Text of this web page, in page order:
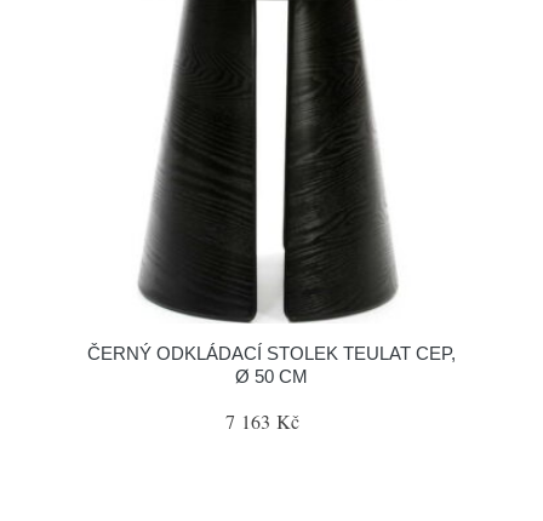
ČERNÝ ODKLÁDACÍ STOLEK TEULAT CEP,
Ø 50 CM
7 163 Kč